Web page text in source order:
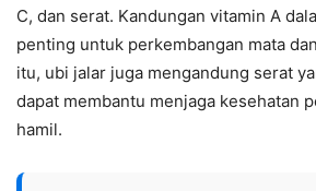
C, dan serat. Kandungan vitamin A
penting untuk perkembangan mata
itu, ubi jalar juga mengandung serat
dapat membantu menjaga kesehatan
hamil.